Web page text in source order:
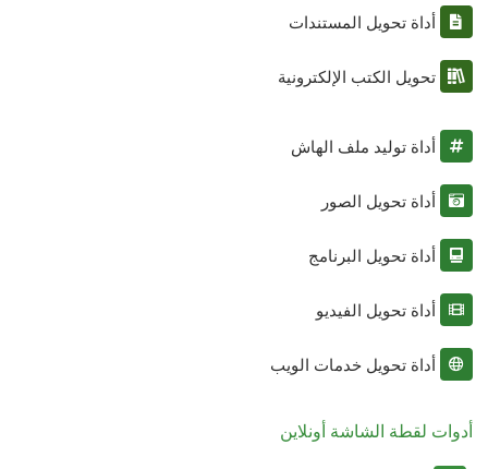
أداة تحويل المستندات
تحويل الكتب الإلكترونية
أداة توليد ملف الهاش
أداة تحويل الصور
أداة تحويل البرنامج
أداة تحويل الفيديو
أداة تحويل خدمات الويب
أدوات لقطة الشاشة أونلاين